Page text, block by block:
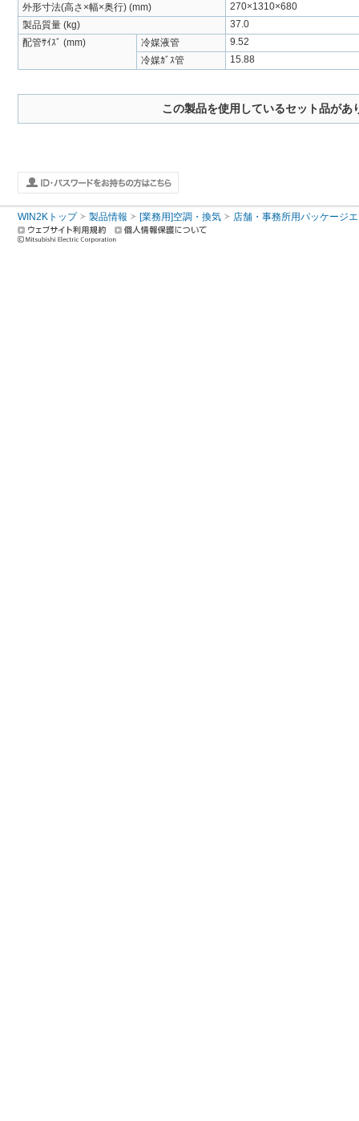
外形寸法(高さ×幅×奥行) (mm)
270×1310×680
製品質量 (kg)
37.0
配管ｻｲｽﾞ (mm)
冷媒液管
9.52
冷媒ｶﾞｽ管
15.88
この製品を使用しているセット品があ
WIN2Kトップ 製品情報 [業務用]空調・換気 店舗・事務所用パッケージ